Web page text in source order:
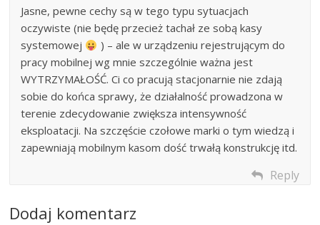
Jasne, pewne cechy są w tego typu sytuacjach
oczywiste (nie będę przecież tachał ze sobą kasy
systemowej
) – ale w urządzeniu rejestrującym do
pracy mobilnej wg mnie szczególnie ważna jest
WYTRZYMAŁOŚĆ. Ci co pracują stacjonarnie nie zdają
sobie do końca sprawy, że działalność prowadzona w
terenie zdecydowanie zwiększa intensywność
eksploatacji. Na szczęście czołowe marki o tym wiedzą i
zapewniają mobilnym kasom dość trwałą konstrukcję itd.
Reply
Dodaj komentarz